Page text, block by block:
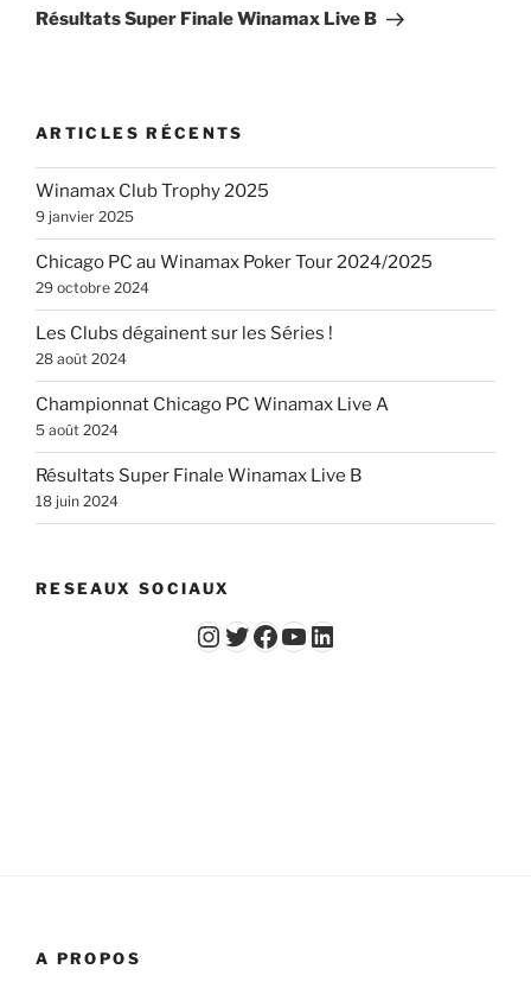
suivant
Résultats Super Finale Winamax Live B
ARTICLES RÉCENTS
Winamax Club Trophy 2025
9 janvier 2025
Chicago PC au Winamax Poker Tour 2024/2025
29 octobre 2024
Les Clubs dégainent sur les Séries !
28 août 2024
Championnat Chicago PC Winamax Live A
5 août 2024
Résultats Super Finale Winamax Live B
18 juin 2024
RESEAUX SOCIAUX
Instagram
Twitter
Facebook
YouTube - Vidéos du Chicago Poker ClubLinkedIn
A PROPOS